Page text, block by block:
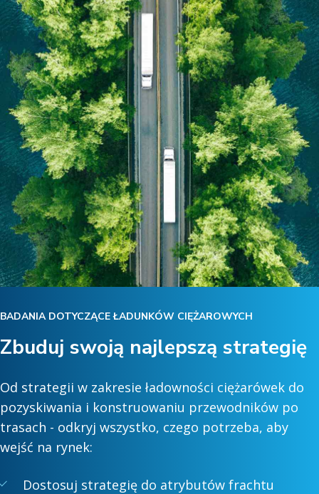
BADANIA DOTYCZĄCE ŁADUNKÓW CIĘŻAROWYCH
Zbuduj swoją najlepszą strategię
Od strategii w zakresie ładowności ciężarówek do
pozyskiwania i konstruowaniu przewodników po
trasach - odkryj wszystko, czego potrzeba, aby
wejść na rynek:
Dostosuj strategię do atrybutów frachtu